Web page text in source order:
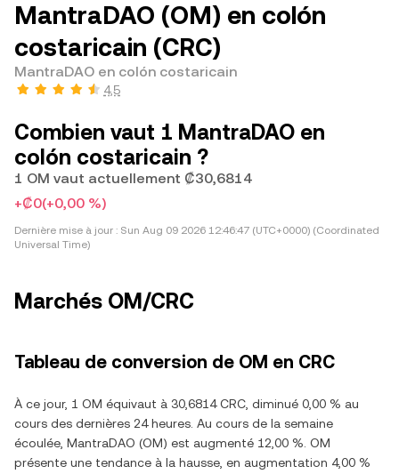
MantraDAO (OM) en colón
costaricain (CRC)
MantraDAO en colón costaricain
4,5
Combien vaut 1 MantraDAO en
colón costaricain ?
1 OM vaut actuellement ₡30,6814
+₡0(+0,00 %)
Dernière mise à jour : Sun Aug 09 2026 12:46:47 (UTC+0000) (Coordinated
Universal Time)
Marchés OM/CRC
Tableau de conversion de OM en CRC
À ce jour, 1 OM équivaut à 30,6814 CRC, diminué 0,00 % au
cours des dernières 24 heures. Au cours de la semaine
écoulée, MantraDAO (OM) est augmenté 12,00 %. OM
présente une tendance à la hausse, en augmentation 4,00 %